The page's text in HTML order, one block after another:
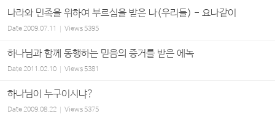
나라와 민족을 위하여 부르심을 받은 나(우리들) - 요나같이
Date2009.07.11 Views 5395
하나님과 함께 동행하는 믿음의 증거를 받은 에녹
Date2011.02.10 Views 5381
하나님이 누구이시냐?
Date2009.08.22 Views 5375